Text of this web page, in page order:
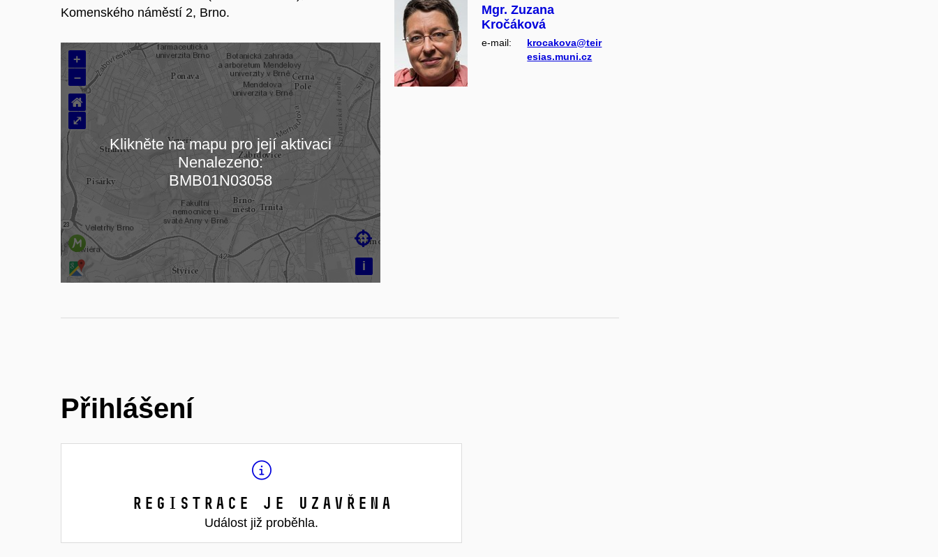
Komenského náměstí 2, Brno.
Načítám mapu…
+
–
i

⌂
⤢
Klikněte na mapu pro její aktivaci
Nenalezeno:
BMB01N03058
Mgr. Zuzana
Kročáková
e‑mail:
krocakova@teir
esias.muni.cz
Přihlášení
Registrace je uzavřena
Událost již proběhla.